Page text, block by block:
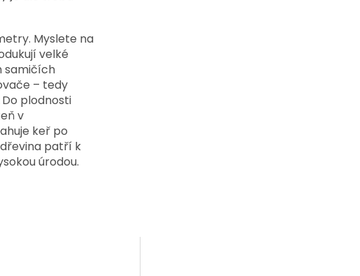
Myslete na
velké
samičích
– tedy
plodnosti
v
keř po
patří k
úrodou.